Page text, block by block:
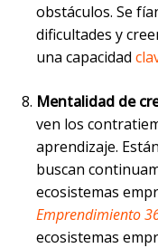
obstáculos. Se
dificultades y
una capacidad
Mentalidad de
ven los
aprendizaje.
buscan
ecosistemas
Emprendimiento
ecosistemas